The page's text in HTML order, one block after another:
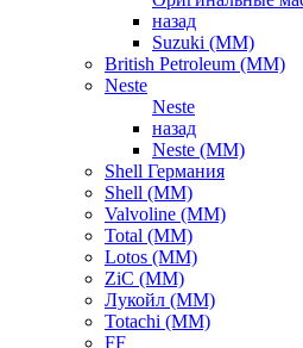
назад
Suzuki (ММ)
British Petroleum (ММ)
Neste
Neste
назад
Neste (ММ)
Shell Германия
Shell (ММ)
Valvoline (ММ)
Total (ММ)
Lotos (ММ)
ZiC (ММ)
Лукойл (ММ)
Totachi (MM)
FF